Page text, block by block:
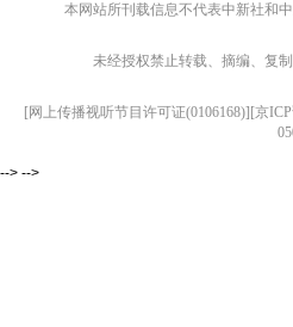
本网站所刊载信息不代表中新社和
未经授权禁止转载、摘编、复
[网上传播视听节目许可证(0106168)][京
--> -->